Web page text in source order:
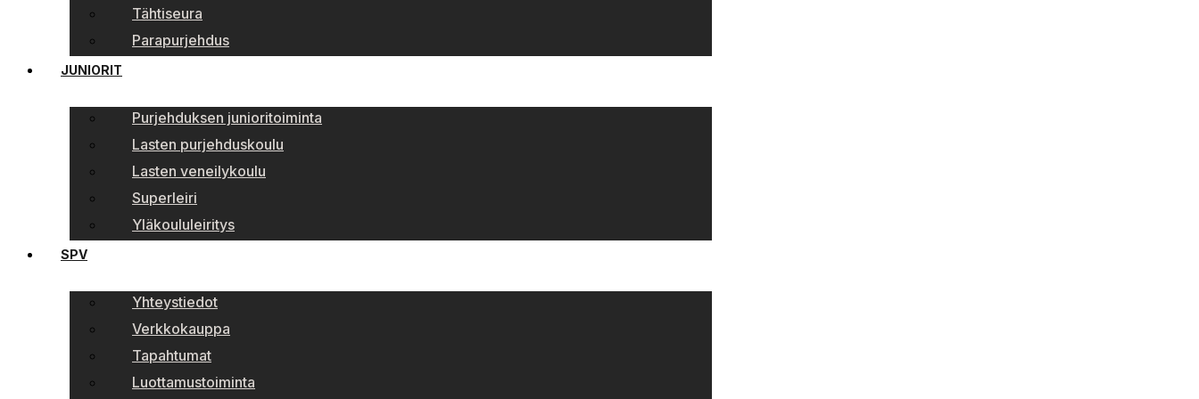
Tähtiseura
Parapurjehdus
JUNIORIT
Purjehduksen junioritoiminta
Lasten purjehduskoulu
Lasten veneilykoulu
Superleiri
Yläkoululeiritys
SPV
Yhteystiedot
Verkkokauppa
Tapahtumat
Luottamustoiminta